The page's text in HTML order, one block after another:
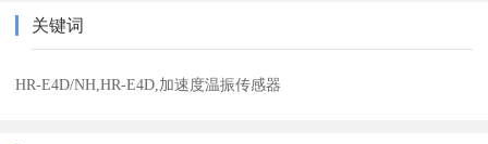
关键词
HR-E4D/NH,HR-E4D,加速度温振传感器